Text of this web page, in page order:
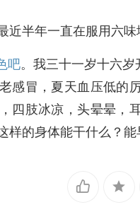
近半年一直在服用六
吧。我三十一岁十六
感冒，夏天血压低的
四肢冰凉，头晕晕，
样的身体能干什么？